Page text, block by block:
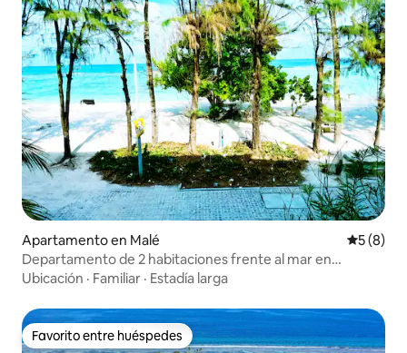
Apartamento en Malé
5 (8)
Departamento de 2 habitaciones frente al mar en
Hulhumalé: acogedor y totalmente equipado
Ubicación · Familiar · Estadía larga
Favorito entre huéspedes
Favorito entre huéspedes